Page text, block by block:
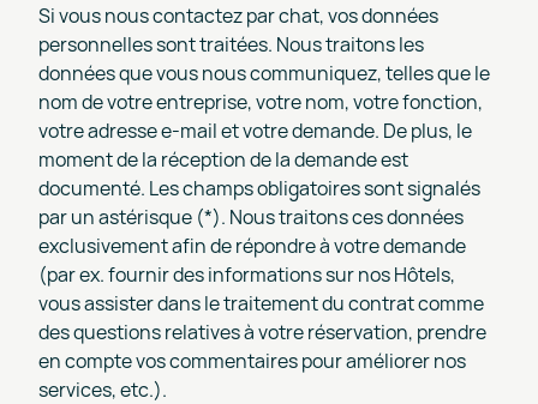
Si vous nous contactez par chat, vos données
personnelles sont traitées. Nous traitons les
données que vous nous communiquez, telles que le
nom de votre entreprise, votre nom, votre fonction,
votre adresse e-mail et votre demande. De plus, le
moment de la réception de la demande est
documenté. Les champs obligatoires sont signalés
par un astérisque (*). Nous traitons ces données
exclusivement afin de répondre à votre demande
(par ex. fournir des informations sur nos Hôtels,
vous assister dans le traitement du contrat comme
des questions relatives à votre réservation, prendre
en compte vos commentaires pour améliorer nos
services, etc.).